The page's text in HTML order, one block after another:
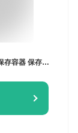
ガラス容器 漬け上手 らっきょう編 1L イエロー ｜ 保存容器 保存瓶 キャニスター らっきょう